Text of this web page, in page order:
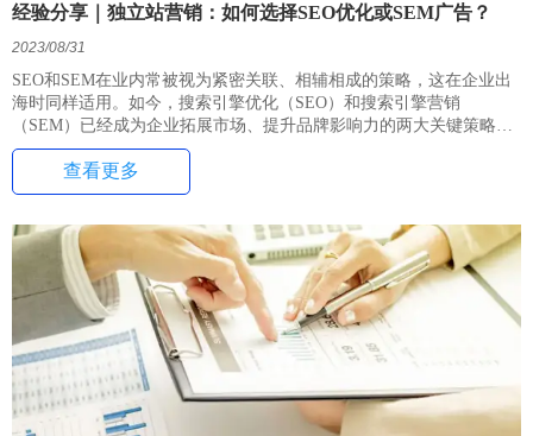
经验分享｜独立站营销：如何选择SEO优化或SEM广告？
2023/08/31
SEO和SEM在业内常被视为紧密关联、相辅相成的策略，这在企业出
海时同样适用。如今，搜索引擎优化（SEO）和搜索引擎营销
（SEM）已经成为企业拓展市场、提升品牌影响力的两大关键策略。
查看更多